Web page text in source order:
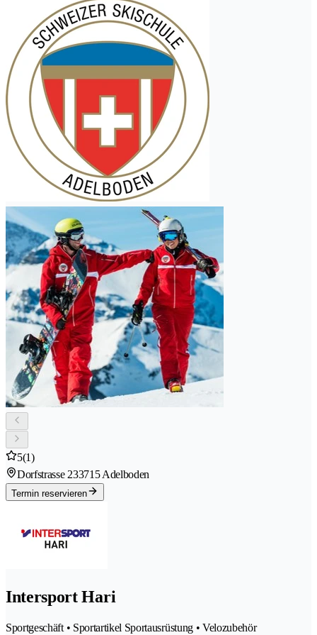
5(1)
Dorfstrasse 233715 Adelboden
Termin reservieren
Intersport Hari
Sportgeschäft • Sportartikel Sportausrüstung • Velozubehör